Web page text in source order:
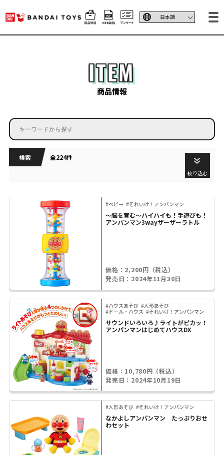
ITEM
商品情報
検索 全224件
絞り込む
#ベビー #それいけ！アンパンマン
～脳を育む～ハイハイも！手遊びも！
アンパンマン3wayザーザーラトル
価格：2,200円（税込）
発売日：2024年11月30日
#ハウスあそび #人形あそび
#ドール・ハウス #それいけ！アンパンマン
サウンドいろいろ♪ライトがピカッ！
アンパンマンはじめてハウスDX
価格：10,780円（税込）
発売日：2024年10月19日
#人形あそび #それいけ！アンパンマン
なかよしアンパンマン たっぷりおせ
わセット